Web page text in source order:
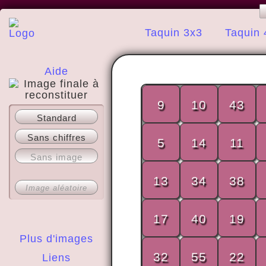
Taquin 3x3 Taquin
Aide
A propos
Plus d'images
Liens
Standard
Sans chiffres
Sans image
Image aléatoire
9 10 43
5 14 11
13 34 38
17 40 19
32 55 22